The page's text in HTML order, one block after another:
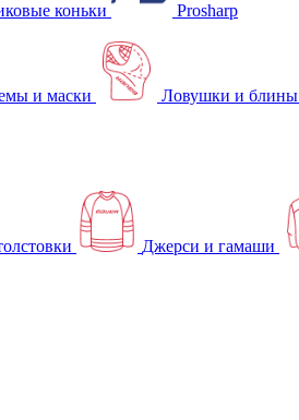
коньки
Prosharp
и маски Ловушки и блины
Джерси и гамаши